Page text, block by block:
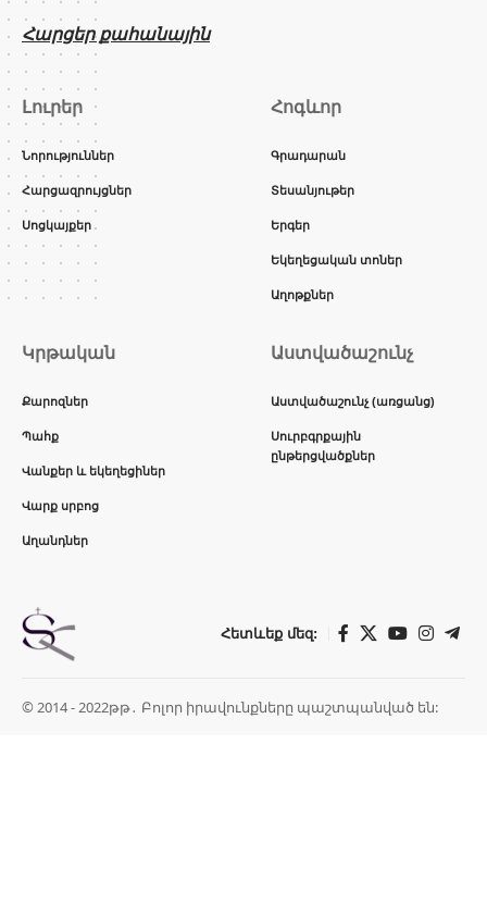
Հարցեր քահանային
Լուրեր
Նորություններ
Հարցազրույցներ
Սոցկայքեր
Հոգևոր
Գրադարան
Տեսանյութեր
Երգեր
Եկեղեցական տոներ
Աղոթքներ
Կրթական
Քարոզներ
Պահք
Վանքեր և եկեղեցիներ
Վարք սրբոց
Աղանդներ
Աստվածաշունչ
Աստվածաշունչ (առցանց)
Սուրբգրքային
ընթերցվածքներ
Հետևեք մեզ:
© 2014 - 2022թթ․ Բոլոր իրավունքները պաշտպանված են: